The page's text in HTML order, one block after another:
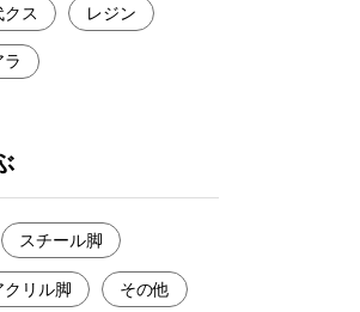
クス レジン
ラ
スチール脚
クリル脚 その他